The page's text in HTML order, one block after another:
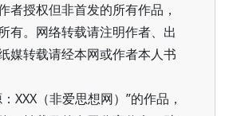
者授权但非首发的所有作品，
有。网络转载请注明作者、出
媒转载请经本网或作者本人书
XXX（非爱思想网）”的作品，